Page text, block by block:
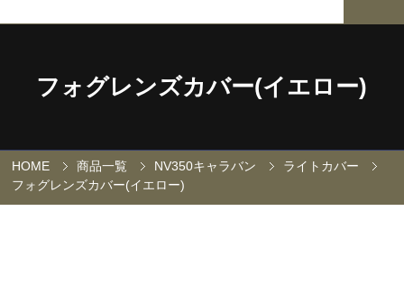
フォグレンズカバー(イエロー)
HOME 商品一覧 NV350キャラバン
ライトカバー
フォグレンズカバー(イエロー)